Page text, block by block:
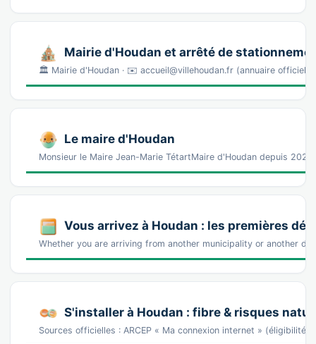
Mairie d'Houdan et arrêté de
🏛️ Mairie d'Houdan · ✉️ accueil@villehoudan.fr (annuaire
Le maire d'Houdan
Monsieur le Maire Jean-Marie TétartMaire d'Houdan depuis
Vous arrivez à Houdan : les premières
Whether you are arriving from another municipality or another
S'installer à Houdan : fibre & risques
Sources officielles : ARCEP « Ma connexion internet » (éligibilité